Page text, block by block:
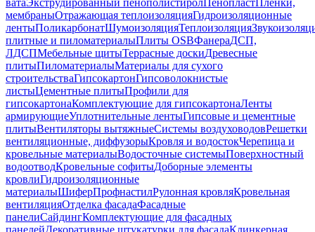
ватаЭкструдированный пенополистиролПенопластПленки,
мембраныОтражающая теплоизоляцияГидроизоляционные
лентыПоликарбонатШумоизоляцияТеплоизоляция
плитные и пиломатериалыПлиты OSBФанераДСП,
ЛДСПМебельные щитыТеррасные доскиДревесные
плитыПиломатериалыМатериалы для сухого
строительстваГипсокартонГипсоволокнистые
листыЦементные плитыПрофили для
гипсокартонаКомплектующие для гипсокартонаЛенты
армирующиеУплотнительные лентыГипсовые и цементные
плитыВентиляторы вытяжныеСистемы воздуховодовРешетки
вентиляционные, диффузорыКровля и водостокЧерепица и
кровельные материалыВодосточные системыПоверхностный
водоотводКровельные софитыДоборные элементы
кровлиГидроизоляционные
материалыШиферПрофнастилРулонная кровляКровельная
вентиляцияОтделка фасадаФасадные
панелиСайдингКомплектующие для фасадных
панелейДекоративные штукатурки для фасадаКлинкерная